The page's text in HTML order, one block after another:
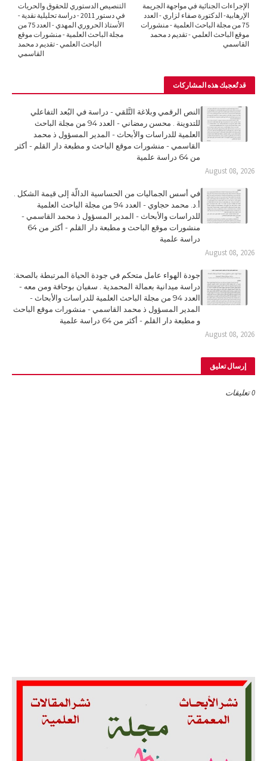
التنصيص الدستوري للحقوق والحريات
في دستور 2011 - دراسة تحليلية نقدية -
الأستاذ الحروري المهدي - العدد 75 من
مجلة الباحث العلمية - منشورات موقع
الباحث العلمي - تقديم د محمد
القاسمي
الإجراءات الجنائية في مواجهة الجريمة
الإرهابية- الدكتورة صفاء لزاري - العدد
75 من مجلة الباحث العلمية - منشورات
موقع الباحث العلمي - تقديم د محمد
القاسمي
قد تُعجبك هذه المشاركات
النص الرقمي وبلاغة التَّلقي - دراسة في البُعد التفاعلي
للتدوينة . محسن رمضاني - العدد 94 من مجلة الباحث
العلمية للدراسات والأبحاث - المدير المسؤول ذ محمد
القاسمي - منشورات موقع الباحث و مطبعة دار القلم - أكثر
من 64 دراسة علمية
August 08, 2026
في أسس الجماليات من الحساسية الدالّة إلى قيمة الشكل .
أ.د. محمد حجاوي - العدد 94 من مجلة الباحث العلمية
للدراسات والأبحاث - المدير المسؤول ذ محمد القاسمي -
منشورات موقع الباحث و مطبعة دار القلم - أكثر من 64
دراسة علمية
August 08, 2026
جودة الهواء عامل متحكم في جودة الحياة المرتبطة بالصحة:
دراسة ميدانية بعمالة المحمدية . سفيان بوحافة ومن معه -
العدد 94 من مجلة الباحث العلمية للدراسات والأبحاث -
المدير المسؤول ذ محمد القاسمي - منشورات موقع الباحث
و مطبعة دار القلم - أكثر من 64 دراسة علمية
August 08, 2026
إرسال تعليق
0 تعليقات